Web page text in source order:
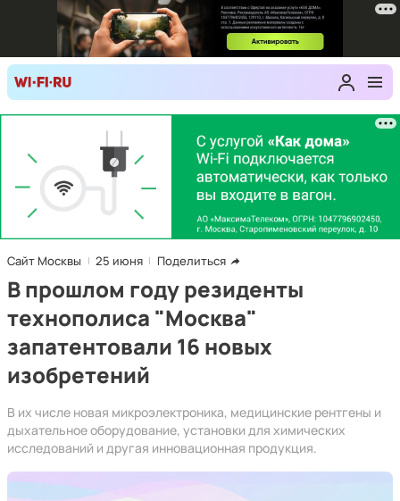
Сайт Москвы 25 июня Поделиться
В прошлом году резиденты
технополиса "Москва"
запатентовали 16 новых
изобретений
В их числе новая микроэлектроника, медицинские рентгены и
дыхательное оборудование, установки для химических
исследований и другая инновационная продукция.